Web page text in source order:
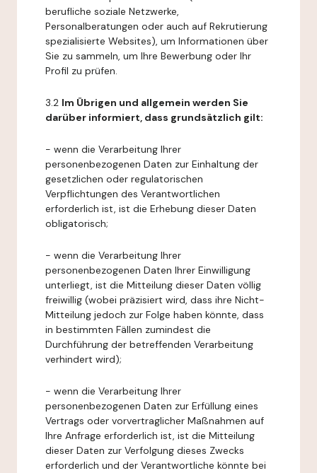
berufliche soziale Netzwerke,
Personalberatungen oder auch auf Rekrutierung
spezialisierte Websites), um Informationen über
Sie zu sammeln, um Ihre Bewerbung oder Ihr
Profil zu prüfen.
3.2 Im Übrigen und allgemein werden Sie
darüber informiert, dass grundsätzlich gilt:
- wenn die Verarbeitung Ihrer
personenbezogenen Daten zur Einhaltung der
gesetzlichen oder regulatorischen
Verpflichtungen des Verantwortlichen
erforderlich ist, ist die Erhebung dieser Daten
obligatorisch;
- wenn die Verarbeitung Ihrer
personenbezogenen Daten Ihrer Einwilligung
unterliegt, ist die Mitteilung dieser Daten völlig
freiwillig (wobei präzisiert wird, dass ihre Nicht-
Mitteilung jedoch zur Folge haben könnte, dass
in bestimmten Fällen zumindest die
Durchführung der betreffenden Verarbeitung
verhindert wird);
- wenn die Verarbeitung Ihrer
personenbezogenen Daten zur Erfüllung eines
Vertrags oder vorvertraglicher Maßnahmen auf
Ihre Anfrage erforderlich ist, ist die Mitteilung
dieser Daten zur Verfolgung dieses Zwecks
erforderlich und der Verantwortliche könnte bei